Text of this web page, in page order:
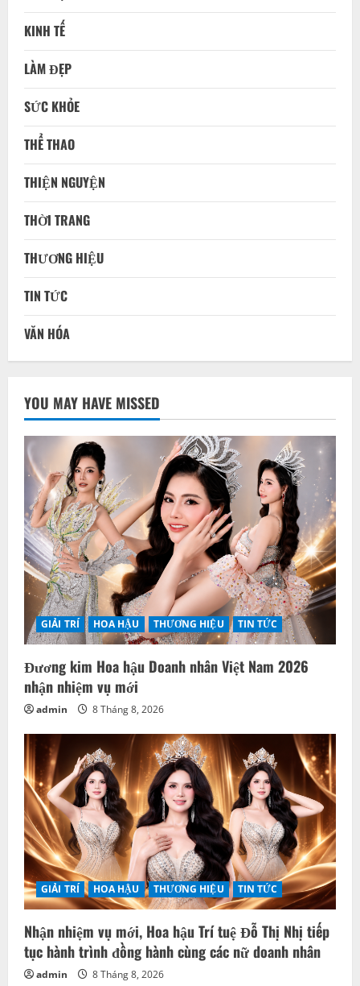
KINH TẾ
LÀM ĐẸP
SỨC KHỎE
THỂ THAO
THIỆN NGUYỆN
THỜI TRANG
THƯƠNG HIỆU
TIN TỨC
VĂN HÓA
YOU MAY HAVE MISSED
GIẢI TRÍ HOA HẬU THƯƠNG HIỆU TIN TỨC
Đương kim Hoa hậu Doanh nhân Việt Nam 2026
nhận nhiệm vụ mới
admin 8 Tháng 8, 2026
GIẢI TRÍ HOA HẬU THƯƠNG HIỆU TIN TỨC
Nhận nhiệm vụ mới, Hoa hậu Trí tuệ Đỗ Thị Nhị tiếp
tục hành trình đồng hành cùng các nữ doanh nhân
admin 8 Tháng 8, 2026